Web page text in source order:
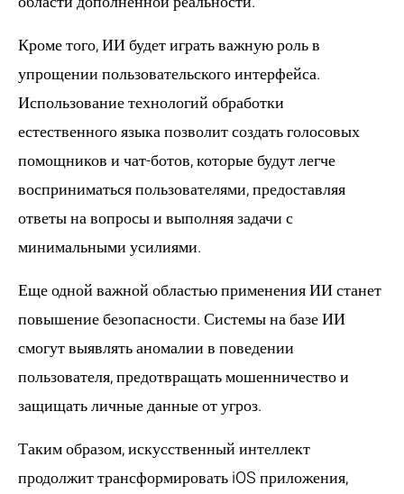
Кроме того, ИИ будет играть важную роль в
упрощении пользовательского интерфейса.
Использование технологий обработки
естественного языка позволит создать голосовых
помощников и чат-ботов, которые будут легче
восприниматься пользователями, предоставляя
ответы на вопросы и выполняя задачи с
минимальными усилиями.
Еще одной важной областью применения ИИ станет
повышение безопасности. Системы на базе ИИ
смогут выявлять аномалии в поведении
пользователя, предотвращать мошенничество и
защищать личные данные от угроз.
Таким образом, искусственный интеллект
продолжит трансформировать iOS приложения,